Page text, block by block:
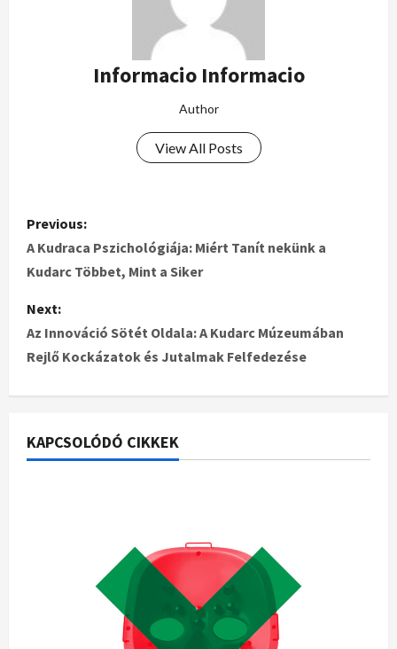
Informacio Informacio
Author
View All Posts
Previous:
A Kudraca Pszichológiája: Miért Tanít nekünk a
Kudarc Többet, Mint a Siker
Next:
Az Innováció Sötét Oldala: A Kudarc Múzeumában
Rejlő Kockázatok és Jutalmak Felfedezése
KAPCSOLÓDÓ CIKKEK